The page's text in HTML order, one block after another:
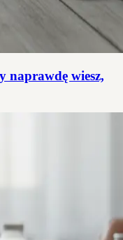
naprawdę wiesz,